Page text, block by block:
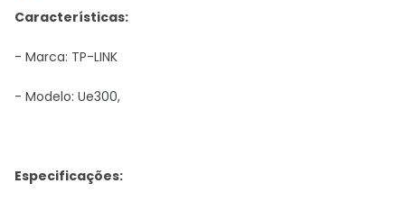
Características:
- Marca: TP-LINK
- Modelo: Ue300,
Especificações: